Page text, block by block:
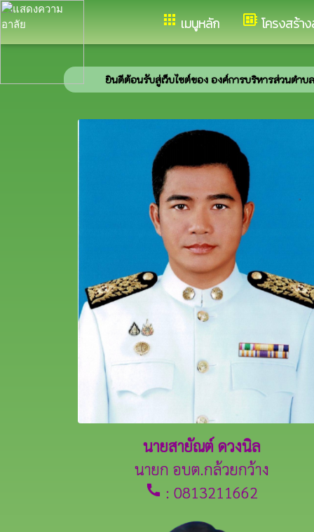
apps เมนูหลัก developer_board โครงสร้า
อำเภอห้วยทับทัน จังหวัดศรีสะเกษ
ยินดีต้อนรับสู่เว็บไซต์ของ องค์การบริหารส่วนตำบลกล้วยกว้
นายสายัณต์ ดวงนิล
นายก อบต.กล้วยกว้าง
call : 0813211662